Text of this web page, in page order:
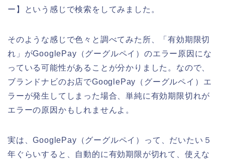
ー】という感じで検索をしてみました。
そのような感じで色々と調べてみた所、「有効期限切
れ」がGooglePay（グーグルペイ）のエラー原因にな
っている可能性があることが分かりました。なので、
ブランドナビのお店でGooglePay（グーグルペイ）エ
ラーが発生してしまった場合、単純に有効期限切れが
エラーの原因かもしれませんよ。
実は、GooglePay（グーグルペイ）って、だいたい５
年ぐらいすると、自動的に有効期限が切れて、使えな